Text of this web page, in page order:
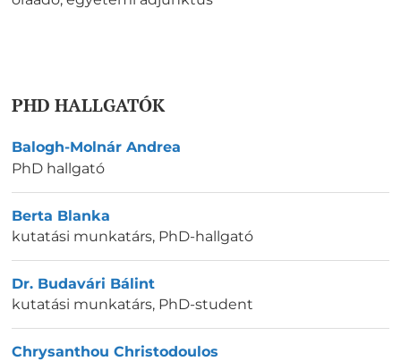
PHD HALLGATÓK
Balogh-Molnár Andrea
PhD hallgató
Berta Blanka
kutatási munkatárs, PhD-hallgató
Dr. Budavári Bálint
kutatási munkatárs, PhD-student
Chrysanthou Christodoulos